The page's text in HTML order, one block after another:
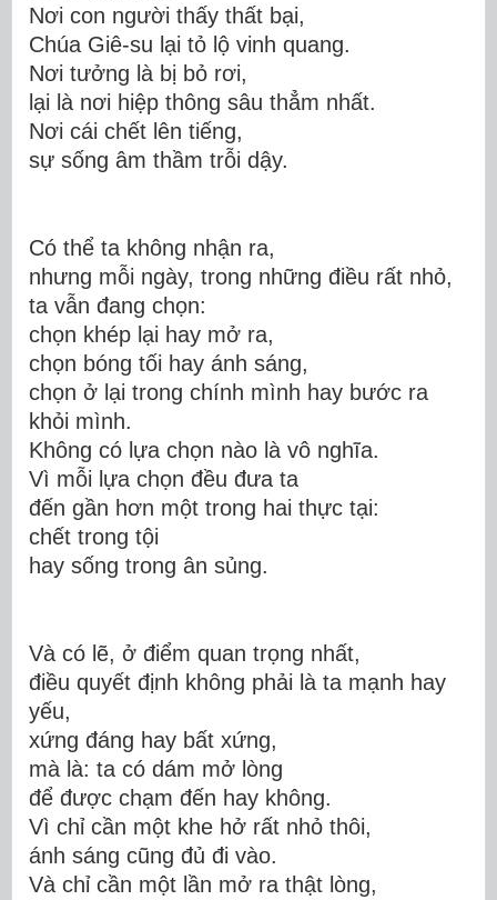
Nơi con người thấy thất bại,
Chúa Giê-su lại tỏ lộ vinh quang.
Nơi tưởng là bị bỏ rơi,
lại là nơi hiệp thông sâu thẳm nhất.
Nơi cái chết lên tiếng,
sự sống âm thầm trỗi dậy.
Có thể ta không nhận ra,
nhưng mỗi ngày, trong những điều rất nhỏ,
ta vẫn đang chọn:
chọn khép lại hay mở ra,
chọn bóng tối hay ánh sáng,
chọn ở lại trong chính mình hay bước ra
khỏi mình.
Không có lựa chọn nào là vô nghĩa.
Vì mỗi lựa chọn đều đưa ta
đến gần hơn một trong hai thực tại:
chết trong tội
hay sống trong ân sủng.
Và có lẽ, ở điểm quan trọng nhất,
điều quyết định không phải là ta mạnh hay
yếu,
xứng đáng hay bất xứng,
mà là: ta có dám mở lòng
để được chạm đến hay không.
Vì chỉ cần một khe hở rất nhỏ thôi,
ánh sáng cũng đủ đi vào.
Và chỉ cần một lần mở ra thật lòng,